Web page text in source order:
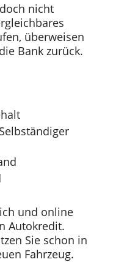
nicht
überweisen
Bank zurück.
und online
Autokredit.
Sie schon in
Fahrzeug.